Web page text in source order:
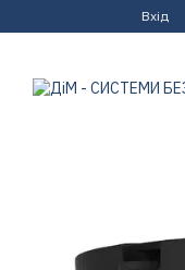
Перейти до основного
Вхід